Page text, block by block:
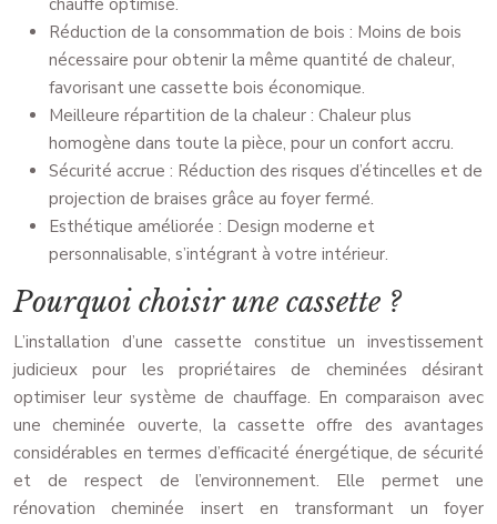
chauffe optimisé.
Réduction de la consommation de bois : Moins de bois
nécessaire pour obtenir la même quantité de chaleur,
favorisant une cassette bois économique.
Meilleure répartition de la chaleur : Chaleur plus
homogène dans toute la pièce, pour un confort accru.
Sécurité accrue : Réduction des risques d’étincelles et de
projection de braises grâce au foyer fermé.
Esthétique améliorée : Design moderne et
personnalisable, s’intégrant à votre intérieur.
Pourquoi choisir une cassette ?
L’installation d’une cassette constitue un investissement
judicieux pour les propriétaires de cheminées désirant
optimiser leur système de chauffage. En comparaison avec
une cheminée ouverte, la cassette offre des avantages
considérables en termes d’efficacité énergétique, de sécurité
et de respect de l’environnement. Elle permet une
rénovation cheminée insert en transformant un foyer